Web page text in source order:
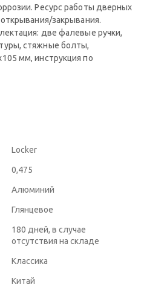
Ресурс работы дверных
закрывания.
две фалевые ручки,
стяжные болты,
мм, инструкция по
Locker
0,475
Алюминий
Глянцевое
180 дней, в случае
отсутствия на складе
Классика
Китай